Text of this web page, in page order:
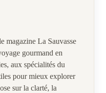
magazine La Sauvasse
gourmand en
aux spécialités du
pour mieux explorer
sur la clarté, la